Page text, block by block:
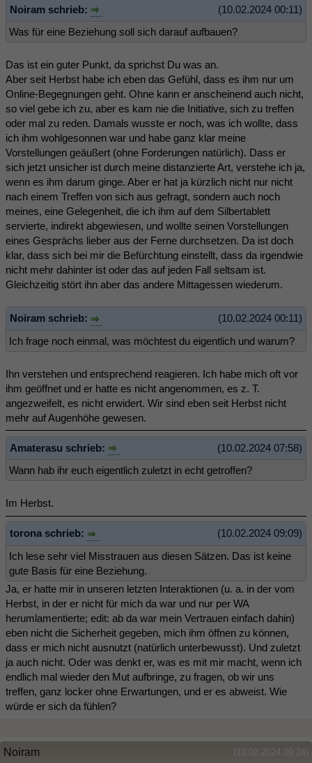
(10.02.2024 00:11)
Noiram schrieb:
Was für eine Beziehung soll sich darauf aufbauen?
Das ist ein guter Punkt, da sprichst Du was an.
Aber seit Herbst habe ich eben das Gefühl, dass es ihm nur um
Online-Begegnungen geht. Ohne kann er anscheinend auch nicht,
so viel gebe ich zu, aber es kam nie die Initiative, sich zu treffen
oder mal zu reden. Damals wusste er noch, was ich wollte, dass
ich ihm wohlgesonnen war und habe ganz klar meine
Vorstellungen geäußert (ohne Forderungen natürlich). Dass er
sich jetzt unsicher ist durch meine distanzierte Art, verstehe ich ja,
wenn es ihm darum ginge. Aber er hat ja kürzlich nicht nur nicht
nach einem Treffen von sich aus gefragt, sondern auch noch
meines, eine Gelegenheit, die ich ihm auf dem Silbertablett
servierte, indirekt abgewiesen, und wollte seinen Vorstellungen
eines Gesprächs lieber aus der Ferne durchsetzen. Da ist doch
klar, dass sich bei mir die Befürchtung einstellt, dass da irgendwie
nicht mehr dahinter ist oder das auf jeden Fall seltsam ist.
Gleichzeitig stört ihn aber das andere Mittagessen wiederum.
(10.02.2024 00:11)
Noiram schrieb:
Ich frage noch einmal, was möchtest du eigentlich und warum?
Ihn verstehen und entsprechend reagieren. Ich habe mich oft vor
ihm geöffnet und er hatte es nicht angenommen, es z. T.
angezweifelt, es nicht erwidert. Wir sind eben seit Herbst nicht
mehr auf Augenhöhe gewesen.
(10.02.2024 07:58)
Amaterasu schrieb:
Wann hab ihr euch eigentlich zuletzt in echt getroffen?
Im Herbst.
(10.02.2024 09:09)
torona schrieb:
Ich lese sehr viel Misstrauen aus diesen Sätzen. Das ist keine
gute Basis für eine Beziehung.
Ja, er hatte mir in unseren letzten Interaktionen (u. a. in der vom
Herbst, in der er nicht für mich da war und nur per WA
herumlamentierte; edit: ab da war mein Vertrauen einfach dahin)
eben nicht die Sicherheit gegeben, mich ihm öffnen zu können,
dass er mich nicht ausnutzt (natürlich unterbewusst). Und zuletzt
ja auch nicht. Oder was denkt er, was es mit mir macht, wenn ich
endlich mal wieder den Mut aufbringe, zu fragen, ob wir uns
treffen, ganz locker ohne Erwartungen, und er es abweist. Wie
würde er sich da fühlen?
(10.02.2024 09:24)
Noiram